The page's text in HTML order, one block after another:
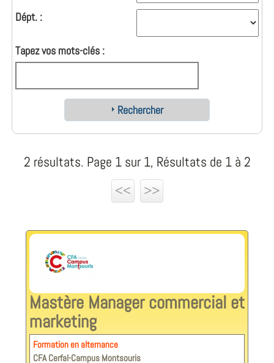
Dépt. :
Tapez vos mots-clés :
Rechercher
2 résultats. Page 1 sur 1, Résultats de 1 à 2
<<
>>
Mastère Manager commercial et
marketing
Formation en alternance
CFA Cerfal-Campus Montsouris